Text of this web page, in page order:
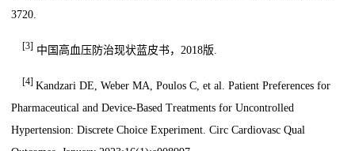
3720.
[3] 中国高血压防治现状蓝皮书，2018版.
[4]Kandzari DE, Weber MA, Poulos C, et al. Patient Preferences for
Pharmaceutical and Device-Based Treatments for Uncontrolled
Hypertension: Discrete Choice Experiment. Circ Cardiovasc Qual